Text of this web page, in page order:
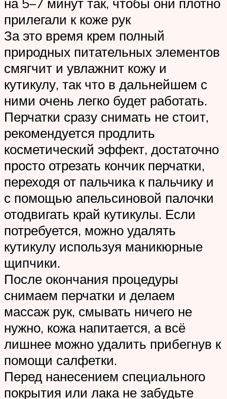
прилегали к коже рук
За это время крем полный
природных питательных элементов
смягчит и увлажнит кожу и
кутикулу, так что в дальнейшем с
ними очень легко будет работать.
Перчатки сразу снимать не стоит,
рекомендуется продлить
косметический эффект, достаточно
просто отрезать кончик перчатки,
переходя от пальчика к пальчику и
с помощью апельсиновой палочки
отодвигать край кутикулы. Если
потребуется, можно удалять
кутикулу используя маникюрные
щипчики.
После окончания процедуры
снимаем перчатки и делаем
массаж рук, смывать ничего не
нужно, кожа напитается, а всё
лишнее можно удалить прибегнув к
помощи салфетки.
Перед нанесением специального
покрытия или лака не забудьте